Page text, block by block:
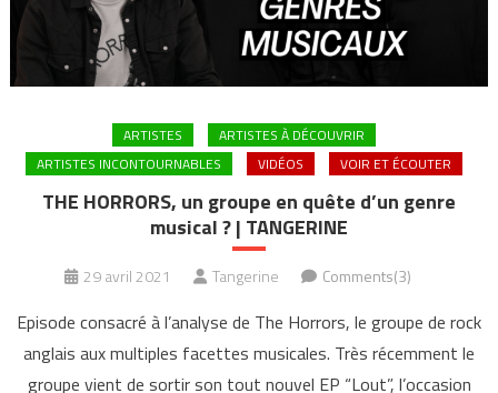
ARTISTES
ARTISTES À DÉCOUVRIR
ARTISTES INCONTOURNABLES
VIDÉOS VOIR ET ÉCOUTER
THE HORRORS, un groupe en quête d’un genre
musical ? | TANGERINE
29 avril 2021 Tangerine Comments(3)
Episode consacré à l’analyse de The Horrors, le groupe de rock
anglais aux multiples facettes musicales. Très récemment le
groupe vient de sortir son tout nouvel EP “Lout”, l’occasion